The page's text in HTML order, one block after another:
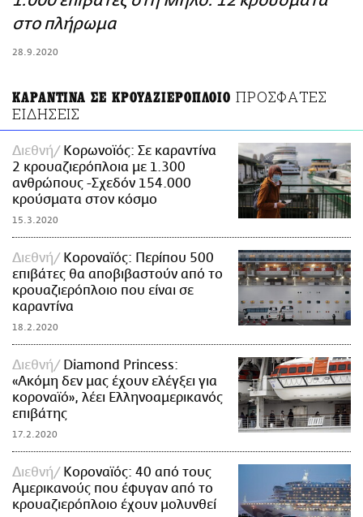
ΑΜΠΑ
στο πλήρωμα
28.9.2020
ΚΑΡΑΝΤΙΝΑ ΣΕ ΚΡΟΥΑΖΙΕΡΟΠΛΟΙΟ ΠΡΟΣΦΑΤΕΣ
ΕΙΔΗΣΕΙΣ
Διεθνή
Κορωνοϊός: Σε καραντίνα
2 κρουαζιερόπλοια με 1.300
ανθρώπους -Σχεδόν 154.000
κρούσματα στον κόσμο
15.3.2020
Διεθνή
Κοροναϊός: Περίπου 500
επιβάτες θα αποβιβαστούν από το
κρουαζιερόπλοιο που είναι σε
καραντίνα
18.2.2020
Διεθνή
Diamond Princess:
«Ακόμη δεν μας έχουν ελέγξει για
κοροναϊό», λέει Ελληνοαμερικανός
επιβάτης
17.2.2020
Διεθνή
Κοροναϊός: 40 από τους
Αμερικανούς που έφυγαν από το
κρουαζιερόπλοιο έχουν μολυνθεί